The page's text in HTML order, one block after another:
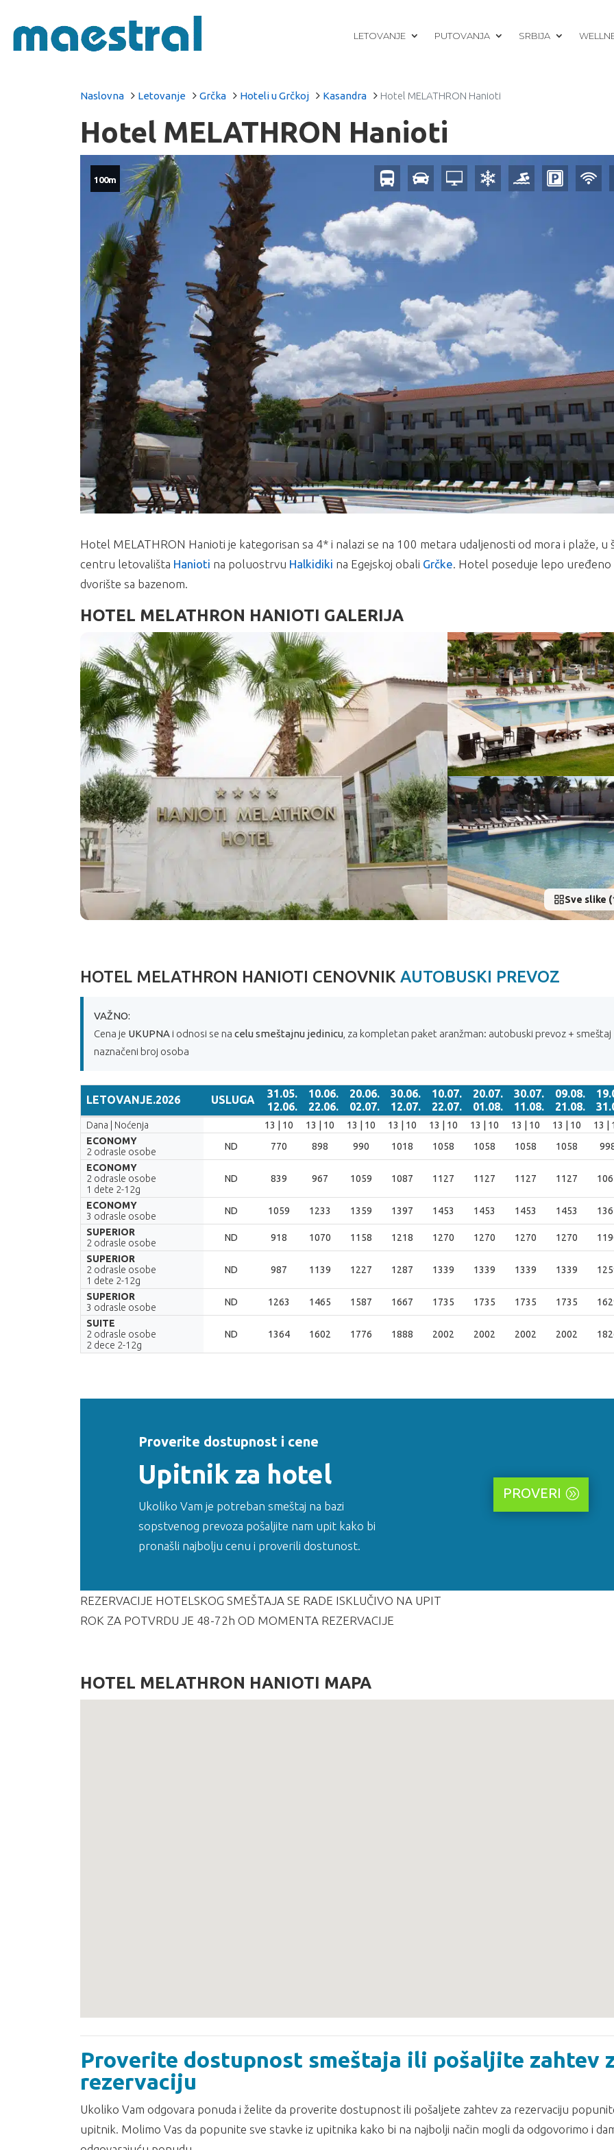
LETOVANJE PUTOVANJA SRBIJA
Naslovna Letovanje Grčka Hoteli u Grčkoj Kasandra Hotel MELATHRON Hanioti
Hotel MELATHRON Hanioti
100m
Hotel MELATHRON Hanioti je kategorisan sa 4* i nalazi se na 100 metara udaljenosti od mora i plaže, u
centru letovališta Hanioti na poluostrvu Halkidiki na Egejskoj obali Grčke. Hotel poseduje lepo uređeno
dvorište sa bazenom.
HOTEL MELATHRON HANIOTI GALERIJA
Sve slike
HOTEL MELATHRON HANIOTI CENOVNIK AUTOBUSKI PREVOZ
VAŽNO:
Cena je UKUPNA i odnosi se na celu smeštajnu jedinicu , za kompletan paket aranžman: autobuski prevoz + smeštaj
naznačeni broj osoba
LETOVANJE.2026 USLUGA
31.05.
12.06.
10.06.
22.06.
20.06.
02.07.
30.06.
12.07.
10.07.
22.07.
20.07.
01.08.
30.07.
11.08.
09.08.
21.08.
LETOVANJE.2026
31.05.
12.06.
10.06.
22.06.
20.06.
02.07.
30.06.
12.07.
10.07.
22.07.
20.07.
01.08.
30.07.
11.08.
09.08.
21.08.
Dana | Noćenja 13 | 10 13 | 10 13 | 10 13 | 10 13 | 10 13 | 10 13 | 10 13 | 10
13 |
ECONOMY
2 odrasle osobe
ND 770 898 990 1018 1058 1058 1058 1058
ECONOMY
2 odrasle osobe
1 dete 2-12g
ND 839 967 1059 1087 1127 1127 1127 1127
ECONOMY
3 odrasle osobe
ND 1059 1233 1359 1397 1453 1453 1453 1453
SUPERIOR
2 odrasle osobe
ND 918 1070 1158 1218 1270 1270 1270 1270
SUPERIOR
2 odrasle osobe
1 dete 2-12g
ND 987 1139 1227 1287 1339 1339 1339 1339
SUPERIOR
3 odrasle osobe
ND 1263 1465 1587 1667 1735 1735 1735 1735
SUITE
2 odrasle osobe
2 dece 2-12g
ND 1364 1602 1776 1888 2002 2002 2002 2002
Proverite dostupnost i cene
Upitnik za hotel
Ukoliko Vam je potreban smeštaj na bazi
sopstvenog prevoza pošaljite nam upit kako bi
pronašli najbolju cenu i proverili dostunost.
PROVERI
REZERVACIJE HOTELSKOG SMEŠTAJA SE RADE ISKLUČIVO NA UPIT
ROK ZA POTVRDU JE 48-72h OD MOMENTA REZERVACIJE
HOTEL MELATHRON HANIOTI MAPA
Proverite dostupnost smeštaja ili pošaljite zahtev
rezervaciju
Ukoliko Vam odgovara ponuda i želite da proverite dostupnost ili pošaljete zahtev za rezervaciju
upitnik. Molimo Vas da popunite sve stavke iz upitnika kako bi na najbolji način mogli da odgovorimo i